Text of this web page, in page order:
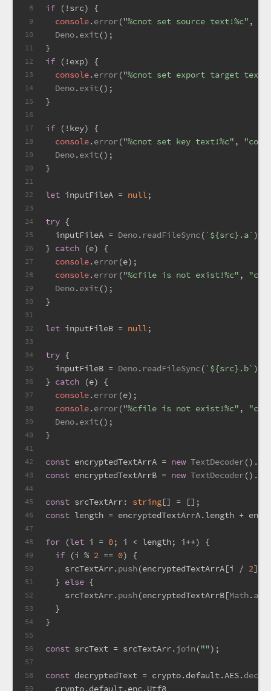
8
9
10
11
12
13
14
15
16
17
18
19
20
21
22
23
24
25
26
27
28
29
30
31
32
33
34
35
36
37
38
39
40
41
42
43
44
45
46
47
48
49
50
51
52
53
54
55
56
57
58
59
if (!src) {
console.error("%cnot set source text!%c" ,
Deno.exit();
}
if (!exp) {
console.error("%cnot set export target
Deno.exit();
}
if (!key) {
console.error("%cnot set key text!%c" ,
Deno.exit();
}
let inputFileA = null;
try {
  inputFileA =
Deno. readFileSync( ` ${src} .a` );
} catch (e) {
console.error(e);
console.error("%cfile is not exist!%c" ,
Deno.exit();
}
let inputFileB = null;
try {
  inputFileB =
Deno. readFileSync( ` ${src} .b` );
} catch (e) {
console.error(e);
console.error("%cfile is not exist!%c" ,
Deno.exit();
}
const encryptedTextArrA = new TextDecoder().
const encryptedTextArrB = new TextDecoder().
const srcTextArr: string[] = [];
const length = encryptedTextArrA.length +
for (let i = 0; i < length; i++) {
if (i % 2 == 0) {
    srcTextArr.
push(encryptedTextArrA[i / 2]);
  }
else {
    srcTextArr.
push(encryptedTextArrB[Math.abs
  }
}
const srcText = srcTextArr.join("");
const decryptedText = crypto.default.AES.